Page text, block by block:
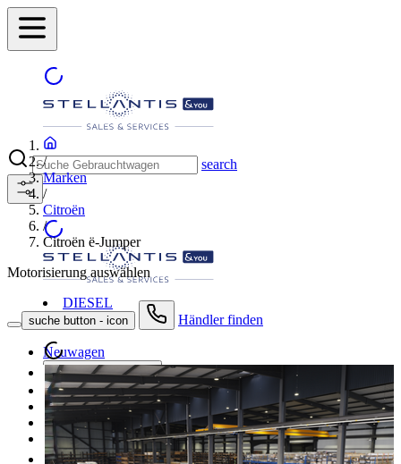
search
suche button - icon Händler finden
Neuwagen
Gebrauchtwagen
Angebote
Werkstatt
Fahrzeugbewertung
Mehr
/
Marken
/
Citroën
/
Citroën ë-Jumper
Motorisierung auswählen
DIESEL